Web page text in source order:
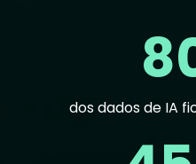
dos dados de IA